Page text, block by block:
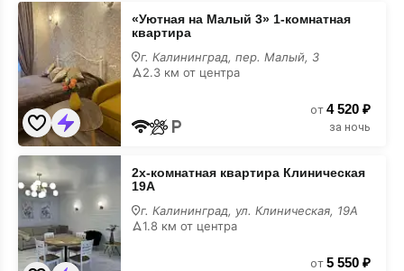
«Уютная
на
Малый
3»
1-
комнатная
квартира
в
июне
«Уютная на Малый 3» 1-комнатная
квартира
г. Калининград, пер. Малый, 3
2.3 км от центра
от 4 520 ₽
за ночь
2х-
комнатная
квартира
Клиническая
19А
в
июне
2х-комнатная квартира Клиническая
19А
г. Калининград, ул. Клиническая, 19А
1.8 км от центра
от 5 550 ₽